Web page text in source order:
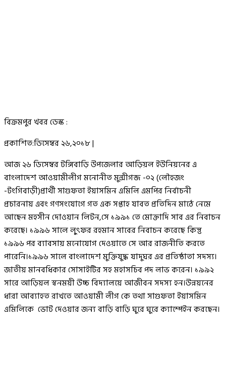
বিক্রমপুর খবর ডেস্ক :
প্রকাশিত:ডিসেম্বর ২৬,২০১৮ |
আজ ২৬ ডিসেম্বর টঙ্গিবাড়ি উপজেলার আড়িয়ল ইউনিয়নের এ
বাংলাদেশ আওয়ামীলীগ মনোনীত মুন্সীগন্জ -০২ (লৌহজং
-টংগিবাড়ী)প্রার্থী সাগুফতা ইয়াসমিন এমিলি এমপির নির্বাচনী
প্রচারনায় এবং গণসংযোগে গত এক সপ্তাহ যাবত প্রতিদিন মাঠে নেমে
আছেন মহসীন দোওয়ান লিটন,সে ১৯৯১ তে মোক্তাদি সাব এর নিবাচন
করেছে। ১৯৯৬ সালে লু্ৎফর রহমান সাবের নিবাচন করেছে কিন্তু
১৯৯৬ পর ব্যাবসায় মনোযোগ দেওয়াতে সে আর রাজনীতি করতে
পারেনি।১৯৯৬ সালে বাংলাদেশ মুক্তিযুদ্ধ যাদুঘর এর প্রতিষ্ঠাতা সদস্য।
জাতীয় মানবধিকার সোসাইটির সহ মহাসচিব পদ লাভ করেন। ১৯৯২
সারে আড়িয়ল স্বনময়ী উচ্চ বিদ্যালয়ে আজীবন সদস্য হন।উন্নয়নের
ধারা আব্যাহত রাখতে আওয়ামী লীগ কে তথা সাগুফতা ইয়াসমিন
এমিলিকে ভোট দেওয়ার জন্য বাড়ি বাড়ি ঘুরে ঘুরে ক্যাম্পেইন করছেন।